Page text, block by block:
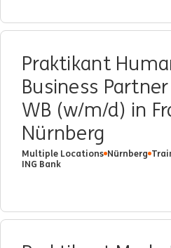
Praktikant
Business Partner
WB (w/m/d) in
Nürnberg
Multiple Locations Nürnberg
ING Bank